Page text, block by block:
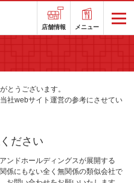
店舗情報 メニュー
とうございます。
社webサイト運営の参考にさせてい
ださい
ンドホールディングスが展開する
係にもない全く無関係の類似会社で